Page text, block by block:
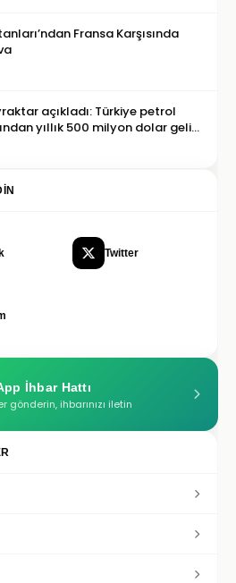
Fransa Karşısında
açıkladı: Türkiye petrol
yıllık 500 milyon dolar gelir
Twitter
İhbar Hattı
gönderin, ihbarınızı iletin